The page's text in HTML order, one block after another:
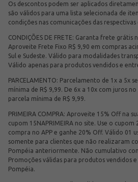
Os descontos podem ser aplicados
são válidos para uma lista selecionada de
condições nas comunicações das respectivas
CONDIÇÕES DE FRETE: Garanta frete grátis
Aproveite Frete Fixo R$ 9,90 em compras
Sul e Sudeste. Válido para modalidades
Válido apenas para produtos vendidos e
PARCELAMENTO: Parcelamento de 1x a 5x
mínima de R$ 9,99. De 6x a 10x com juros
parcela mínima de R$ 9,99.
PRIMEIRA COMPRA: Aproveite 15% Off na
cupom 15NAPRIMEIRA no site. Use o cupom
compra no APP e ganhe 20% Off. Válido 01
somente para clientes que não realizaram
Pompéia anteriormente. Não cumulativo
Promoções válidas para produtos vendidos
Pompéia.